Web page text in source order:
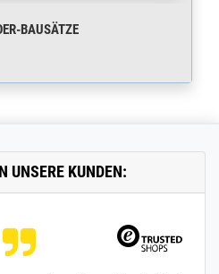
BAUSÄTZE
UNSERE KUNDEN: